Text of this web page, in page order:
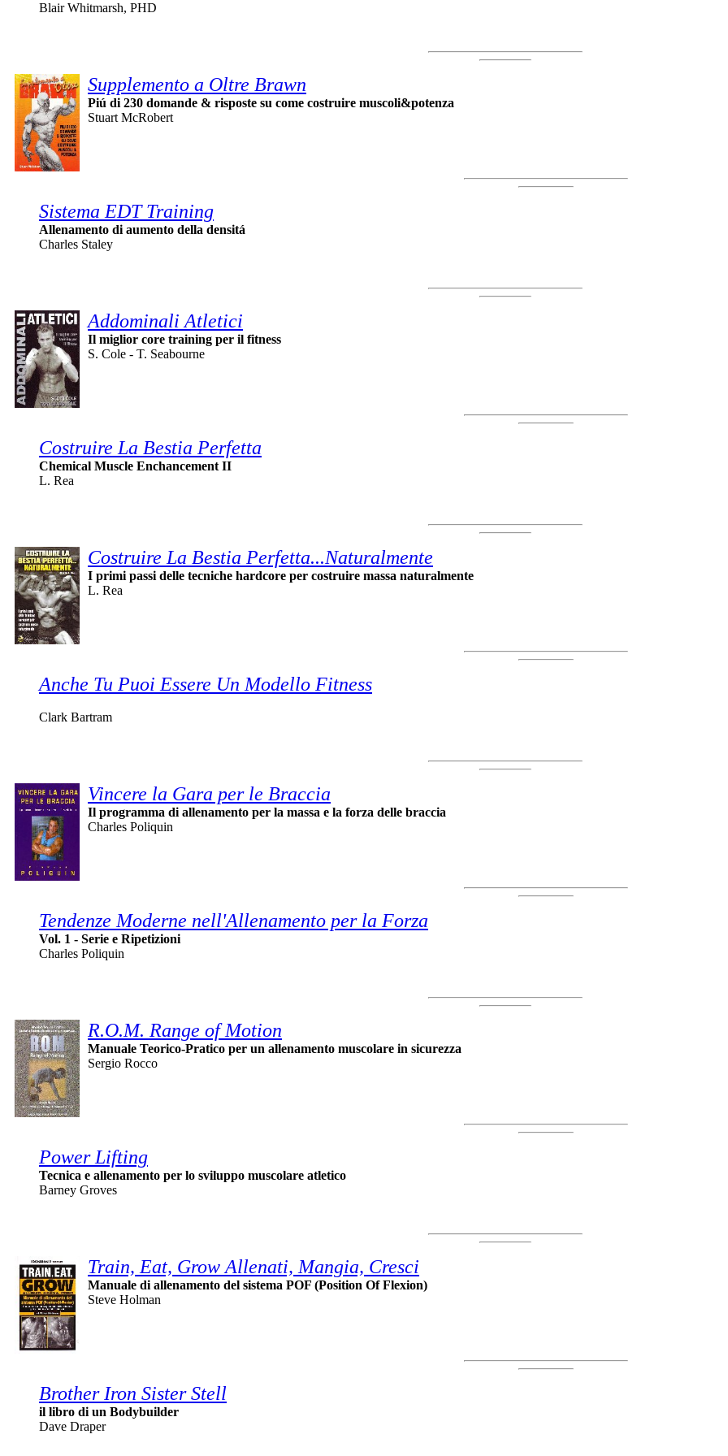
Blair Whitmarsh, PHD
Supplemento a Oltre Brawn
Piú di 230 domande & risposte su come costruire muscoli&potenza
Stuart McRobert
Sistema EDT Training
Allenamento di aumento della densitá
Charles Staley
Addominali Atletici
Il miglior core training per il fitness
S. Cole - T. Seabourne
Costruire La Bestia Perfetta
Chemical Muscle Enchancement II
L. Rea
Costruire La Bestia Perfetta...Naturalmente
I primi passi delle tecniche hardcore per costruire massa naturalmente
L. Rea
Anche Tu Puoi Essere Un Modello Fitness
Clark Bartram
Vincere la Gara per le Braccia
Il programma di allenamento per la massa e la forza delle braccia
Charles Poliquin
Tendenze Moderne nell'Allenamento per la Forza
Vol. 1 - Serie e Ripetizioni
Charles Poliquin
R.O.M. Range of Motion
Manuale Teorico-Pratico per un allenamento muscolare in sicurezza
Sergio Rocco
Power Lifting
Tecnica e allenamento per lo sviluppo muscolare atletico
Barney Groves
Train, Eat, Grow Allenati, Mangia, Cresci
Manuale di allenamento del sistema POF (Position Of Flexion)
Steve Holman
Brother Iron Sister Stell
il libro di un Bodybuilder
Dave Draper